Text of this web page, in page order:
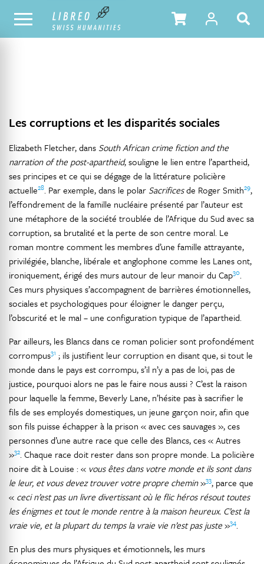
NOTRE CATALOGUE TABLE DES MATIÈRES
Les corruptions et les disparités sociales
Elizabeth Fletcher, dans South African crime fiction and the
narration of the post-apartheid, souligne le lien entre l’apartheid,
ses principes et ce qui se dégage de la littérature policière
actuelle28. Par exemple, dans le polar Sacrificesde Roger Smith29,
l’effondrement de la famille nucléaire présenté par l’auteur est
une métaphore de la société troublée de l’Afrique du Sud avec sa
corruption, sa brutalité et la perte de son centre moral. Le
roman montre comment les membres d’une famille attrayante,
privilégiée, blanche, libérale et anglophone comme les Lanes ont,
ironiquement, érigé des murs autour de leur manoir du Cap30.
Ces murs physiques s’accompagnent de barrières émotionnelles,
sociales et psychologiques pour éloigner le danger perçu,
l’obscurité et le mal – une configuration typique de l’apartheid.
Par ailleurs, les Blancs dans ce roman policier sont profondément
corrompus31 ; ils justifient leur corruption en disant que, si tout le
monde dans le pays est corrompu, s’il n’y a pas de loi, pas de
justice, pourquoi alors ne pas le faire nous aussi ? C’est la raison
pour laquelle la femme, Beverly Lane, n’hésite pas à sacrifier le
fils de ses employés domestiques, un jeune garçon noir, afin que
son fils puisse échapper à la prison « avec ces sauvages », ces
personnes d’une autre race que celle des Blancs, ces « Autres
»32. Chaque race doit rester dans son propre monde. La policière
noire dit à Louise : « vous êtes dans votre monde et ils sont dans
le leur, et vous devez trouver votre propre chemin»33, parce que
« ceci n’est pas un livre divertissant où le flic héros résout toutes
les énigmes et tout le monde rentre à la maison heureux. C’est la
vraie vie, et la plupart du temps la vraie vie n’est pas juste»34.
En plus des murs physiques et émotionnels, les murs